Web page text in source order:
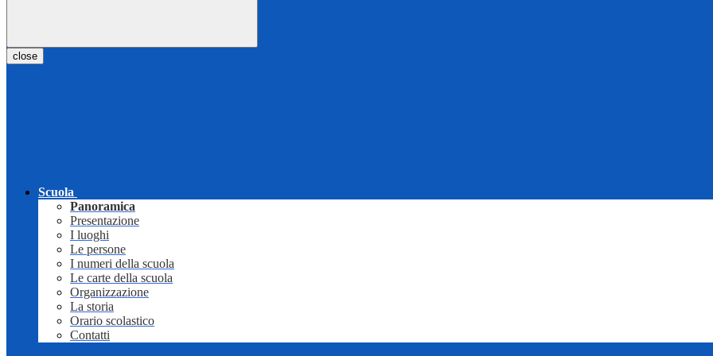
close
Scuola
Panoramica
Presentazione
I luoghi
Le persone
I numeri della scuola
Le carte della scuola
Organizzazione
La storia
Orario scolastico
Contatti